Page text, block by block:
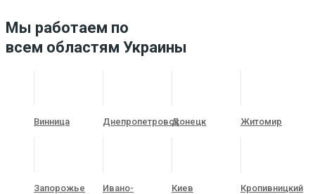
Мы работаем по
всем областям Украины
Винница ДнепропетровскДонецк Житомир
Запорожье
Ивано-
Киев Кропивницкий